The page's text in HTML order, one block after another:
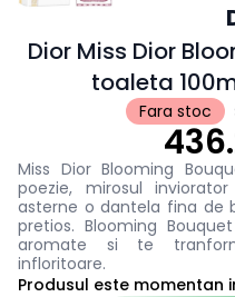
Fara stoc
Dior Miss Dior
toaleta
Miss Dior Blooming
poezie, mirosul
asterne o dantela fina de
pretios. Blooming
aromate si te
infloritoare.
Produsul este momentan